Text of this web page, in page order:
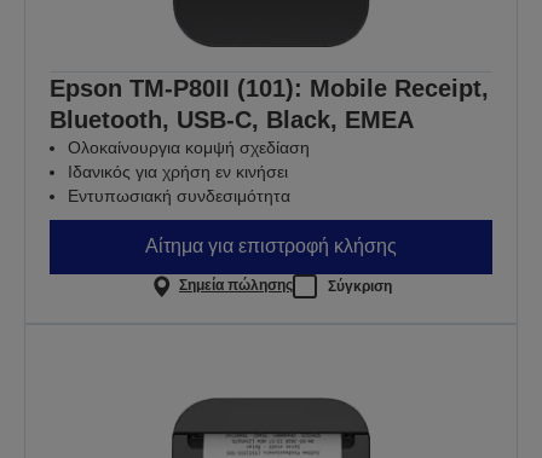
Epson TM-P80II (101): Mobile Receipt,
Bluetooth, USB-C, Black, EMEA
Ολοκαίνουργια κομψή σχεδίαση
Ιδανικός για χρήση εν κινήσει
Εντυπωσιακή συνδεσιμότητα
Αίτημα για επιστροφή κλήσης
Σημεία πώλησης Σύγκριση